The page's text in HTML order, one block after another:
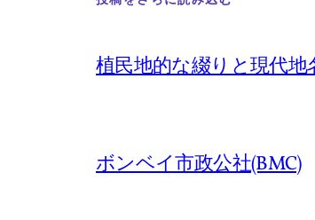
植民地的な綴りと現代地
ボンベイ市政公社(BMC)